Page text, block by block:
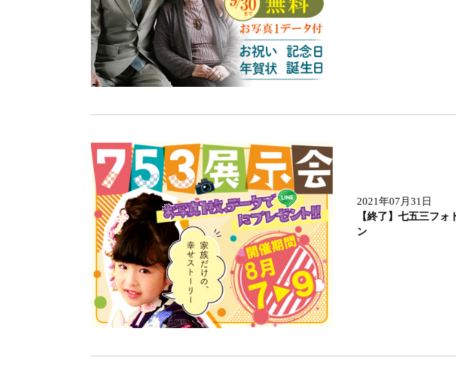
2021年07月31日
【終了】七五三フ
ン